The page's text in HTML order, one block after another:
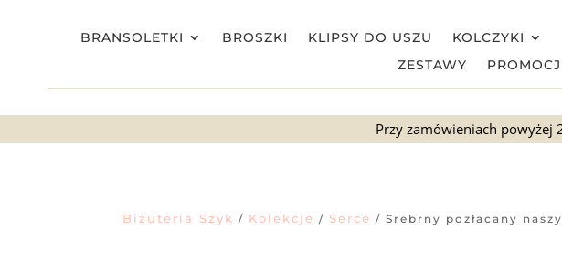
BRANSOLETKI BROSZKI KLIPSY DO USZU KOLCZYKI
ZESTAWY
Przy zamówieniach powyżej
Biżuteria Szyk / Kolekcje / Serce / Srebrny pozłacany